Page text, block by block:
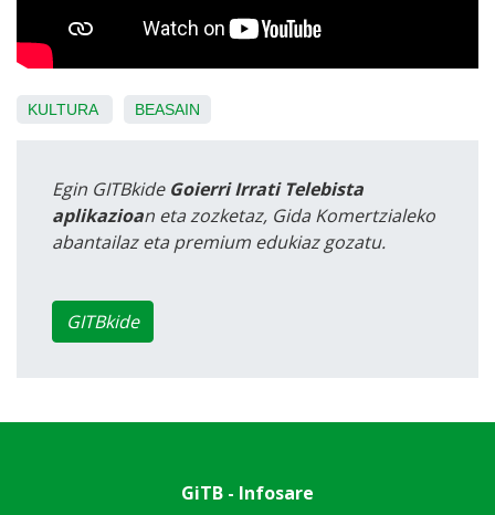
KULTURA BEASAIN
Egin GITBkide Goierri Irrati Telebista
aplikazioan eta zozketaz, Gida Komertzialeko
abantailaz eta premium edukiaz gozatu.
GITBkide
GiTB - Infosare